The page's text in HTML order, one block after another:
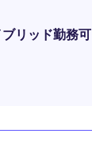
リッド勤務可